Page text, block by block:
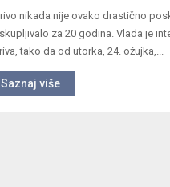
nikada nije ovako drastično
za 20 godina. Vlada je
tako da od utorka, 24. ožujka,...
Saznaj više